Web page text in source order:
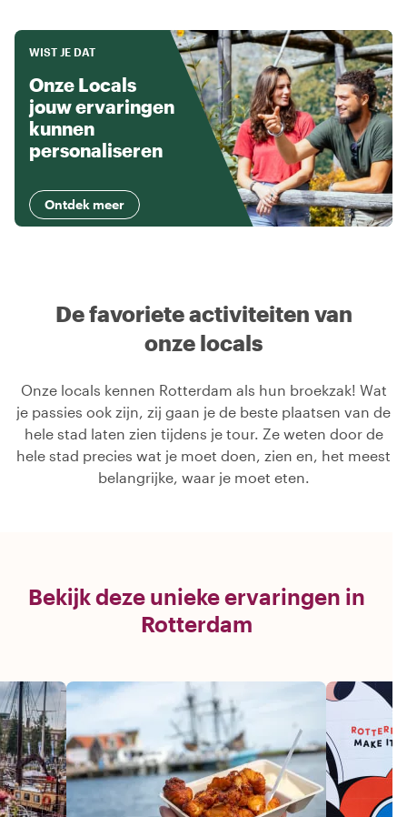
WIST JE DAT
Onze Locals
jouw ervaringen
kunnen
personaliseren
Ontdek meer
De favoriete activiteiten van
onze locals
Onze locals kennen Rotterdam als hun broekzak! Wat
je passies ook zijn, zij gaan je de beste plaatsen van de
hele stad laten zien tijdens je tour. Ze weten door de
hele stad precies wat je moet doen, zien en, het meest
belangrijke, waar je moet eten.
Bekijk deze unieke ervaringen in
Rotterdam